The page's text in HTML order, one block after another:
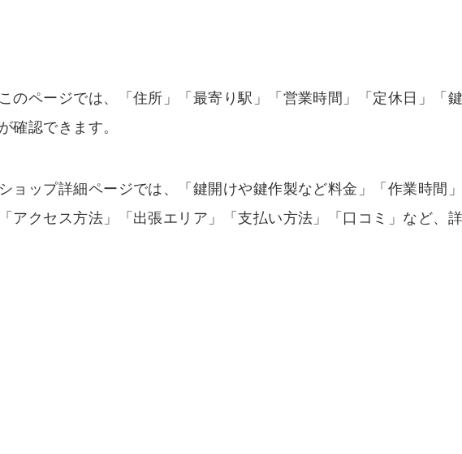
このページでは、「住所」「最寄り駅」「営業時間」「定休日」「
が確認できます。
ショップ詳細ページでは、「鍵開けや鍵作製など料金」「作業時間
「アクセス方法」「出張エリア」「支払い方法」「口コミ」など、